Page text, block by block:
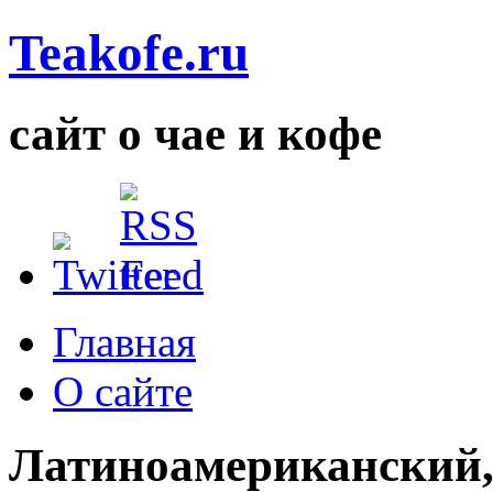
Teakofe.ru
сайт о чае и кофе
Главная
О сайте